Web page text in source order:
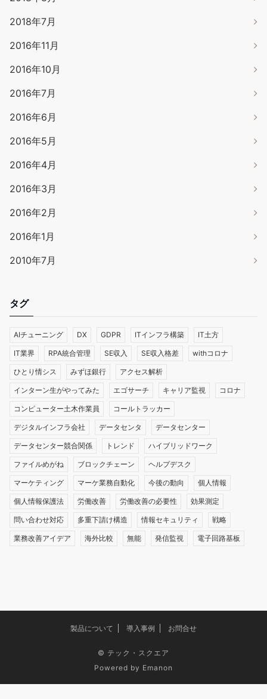
2018年7月
2016年11月
2016年10月
2016年7月
2016年6月
2016年5月
2016年4月
2016年3月
2016年2月
2016年1月
2010年7月
タグ
AIチューニング DX GDPR ITインフラ構築 IT土方
IT業界 RPA統合管理 SE収入 SE収入格差 withコロナ
ひとり情シス みずほ銀行 アクセス解析
インターン生がやってみた エゴサーチ キャリア監視 コロナ
コンピューター土木作業員 コールトラッカー
デジタルインフラ会社 データセンタ データセンター
データセンター競合関係 トレンド ハイブリッドワーク
ファイルめがね ブロックチェーン ヘルプデスク
マーケティング マーケ業務自動化 今後の動向 個人情報
個人情報保護法 労働改善 労働改善の必要性 効果測定
問い合わせ対応 多重下請け構造 情報セキュリティ 戦略
業務改善アイデア 海外比較 無能 発信監視 電子回路基板
製品について 導入事例 お問合せ
© テック・スクエア
Powered by Emanon